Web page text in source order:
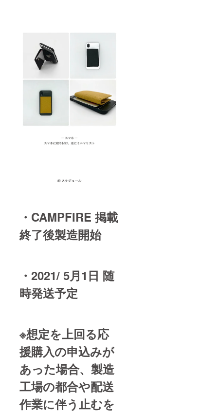
・CAMPFIRE 掲載
終了後製造開始
・2021/ 5月1日 随
時発送予定
※想定を上回る応
援購入の申込みが
あった場合、製造
工場の都合や配送
作業に伴う止むを